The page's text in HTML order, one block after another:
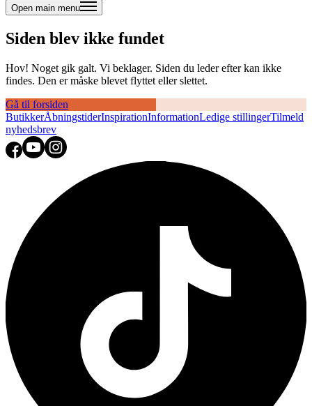
Open main menu
Siden blev ikke fundet
Hov! Noget gik galt. Vi beklager. Siden du leder efter kan ikke
findes. Den er måske blevet flyttet eller slettet.
Gå til forsiden
ButikkerÅbningstiderInspirationInformationLedige stillingerTilmeld
nyhedsbrev